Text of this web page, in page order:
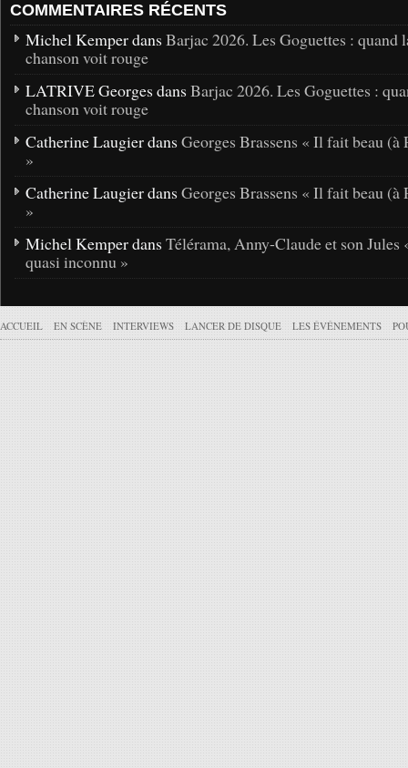
COMMENTAIRES RÉCENTS
Michel Kemper dans Barjac 2026. Les Goguettes : quand
chanson voit rouge
LATRIVE Georges dans Barjac 2026. Les Goguettes :
chanson voit rouge
Catherine Laugier dans Georges Brassens « Il fait beau (à
»
Catherine Laugier dans Georges Brassens « Il fait beau (à
»
Michel Kemper dans Télérama, Anny-Claude et son Jules
quasi inconnu »
ACCUEIL EN SCÈNE INTERVIEWS LANCER DE DISQUE LES ÉVÉNEMENTS